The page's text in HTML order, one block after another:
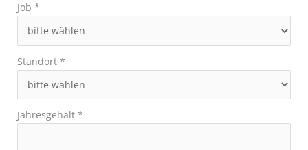
Job *
Standort *
Jahresgehalt *